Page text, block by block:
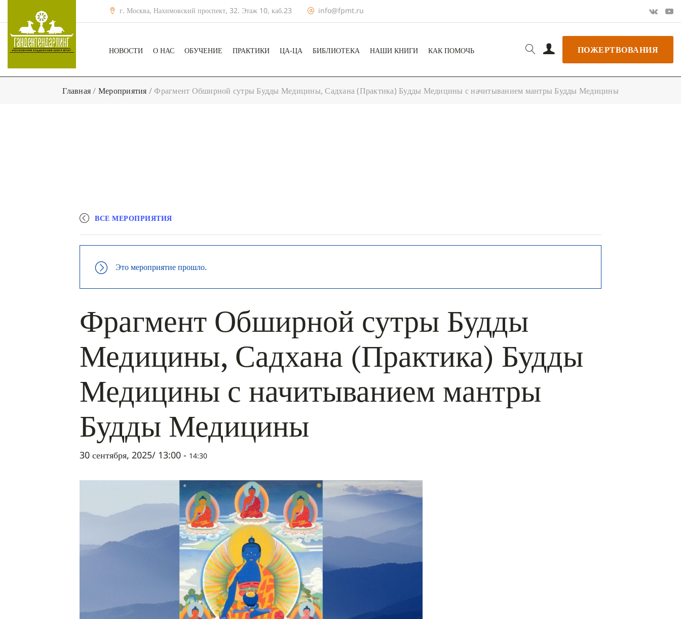
г. Москва, Нахимовский проспект, 32. Этаж 10, каб.23 info@fpmt.ru
НОВОСТИ О НАС ОБУЧЕНИЕ ПРАКТИКИ ЦА-ЦА БИБЛИОТЕКА НАШИ КНИГИ КАК ПОМОЧЬ ПОЖЕРТВОВАНИЯ
Главная/ Мероприятия /Фрагмент Обширной сутры Будды Медицины, Садхана (Практика) Будды Медицины с начитыванием мантры Будды Медицины
ВСЕ МЕРОПРИЯТИЯ
Это мероприятие прошло.
Фрагмент Обширной сутры Будды
Медицины, Садхана (Практика) Будды
Медицины с начитыванием мантры
Будды Медицины
30 сентября, 2025/ 13:00 - 14:30